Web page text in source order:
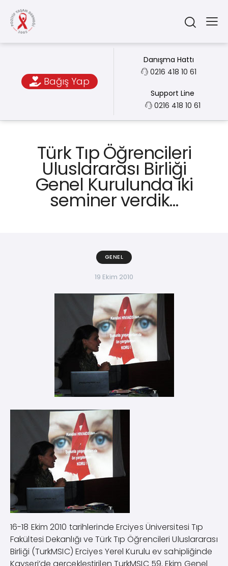
Bağış Yap
Danışma Hattı
0216 418 10 61
Support Line
0216 418 10 61
Türk Tıp Öğrencileri
Uluslararası Birliği
Genel Kurulunda iki
seminer verdik…
GENEL
19 Ekim 2010
16-18 Ekim 2010 tarihlerinde Erciyes Üniversitesi Tıp
Fakültesi Dekanlığı ve Türk Tıp Öğrencileri Uluslararası
Birliği (TurkMSIC) Erciyes Yerel Kurulu ev sahipliğinde